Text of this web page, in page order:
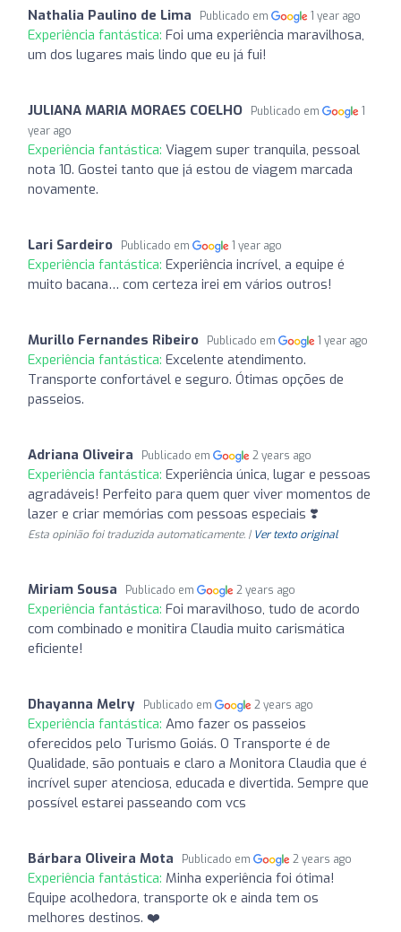
Nathalia Paulino de Lima Publicado em 1 year ago
Experiência fantástica: Foi uma experiência maravilhosa,
um dos lugares mais lindo que eu já fui!
JULIANA MARIA MORAES COELHO Publicado em
1
year ago
Experiência fantástica: Viagem super tranquila, pessoal
nota 10. Gostei tanto que já estou de viagem marcada
novamente.
Lari Sardeiro Publicado em 1 year ago
Experiência fantástica: Experiência incrível, a equipe é
muito bacana… com certeza irei em vários outros!
Murillo Fernandes Ribeiro Publicado em 1 year ago
Experiência fantástica: Excelente atendimento.
Transporte confortável e seguro. Ótimas opções de
passeios.
Adriana Oliveira Publicado em 2 years ago
Experiência fantástica: Experiência única, lugar e pessoas
agradáveis! Perfeito para quem quer viver momentos de
lazer e criar memórias com pessoas especiais ❣️
Esta opinião foi traduzida automaticamente. | Ver texto original
Miriam Sousa Publicado em 2 years ago
Experiência fantástica: Foi maravilhoso, tudo de acordo
com combinado e monitira Claudia muito carismática
eficiente!
Dhayanna Melry Publicado em 2 years ago
Experiência fantástica: Amo fazer os passeios
oferecidos pelo Turismo Goiás. O Transporte é de
Qualidade, são pontuais e claro a Monitora Claudia que é
incrível super atenciosa, educada e divertida. Sempre que
possível estarei passeando com vcs
Bárbara Oliveira Mota Publicado em 2 years ago
Experiência fantástica: Minha experiência foi ótima!
Equipe acolhedora, transporte ok e ainda tem os
melhores destinos. ❤️